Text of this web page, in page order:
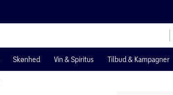
Skønhed Vin & Spiritus Tilbud & Kampagner